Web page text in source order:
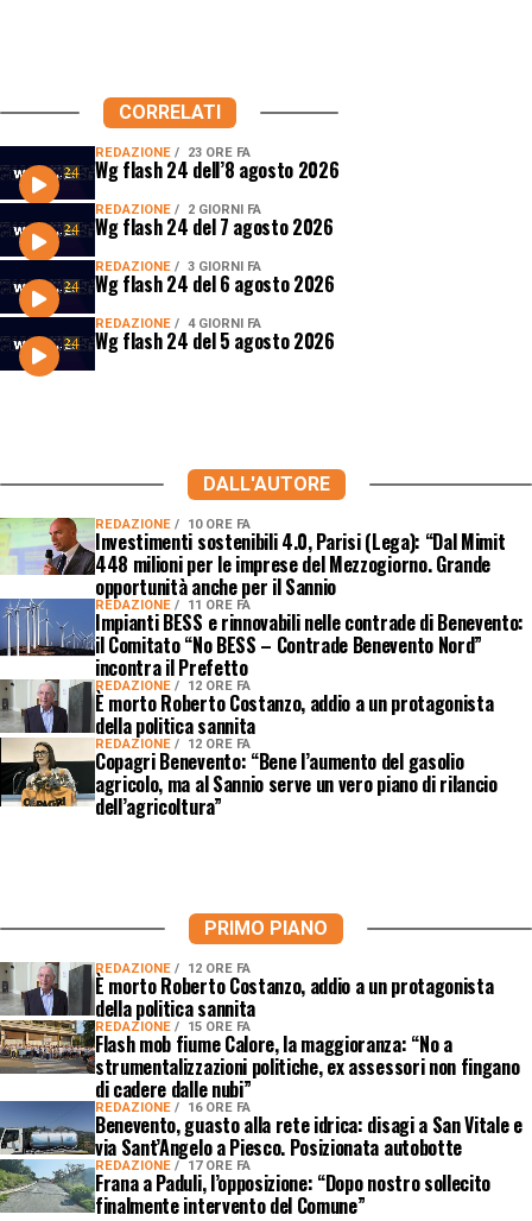
CORRELATI
REDAZIONE 23 ORE FA
Wg flash 24 dell’8 agosto 2026
REDAZIONE 2 GIORNI FA
Wg flash 24 del 7 agosto 2026
REDAZIONE 3 GIORNI FA
Wg flash 24 del 6 agosto 2026
REDAZIONE 4 GIORNI FA
Wg flash 24 del 5 agosto 2026
DALL'AUTORE
REDAZIONE 10 ORE FA
Investimenti sostenibili 4.0, Parisi (Lega): “Dal Mimit
448 milioni per le imprese del Mezzogiorno. Grande
opportunità anche per il Sannio
REDAZIONE 11 ORE FA
Impianti BESS e rinnovabili nelle contrade di Benevento:
il Comitato “No BESS – Contrade Benevento Nord”
incontra il Prefetto
REDAZIONE 12 ORE FA
È morto Roberto Costanzo, addio a un protagonista
della politica sannita
REDAZIONE 12 ORE FA
Copagri Benevento: “Bene l’aumento del gasolio
agricolo, ma al Sannio serve un vero piano di rilancio
dell’agricoltura”
PRIMO PIANO
REDAZIONE 12 ORE FA
È morto Roberto Costanzo, addio a un protagonista
della politica sannita
REDAZIONE 15 ORE FA
Flash mob fiume Calore, la maggioranza: “No a
strumentalizzazioni politiche, ex assessori non fingano
di cadere dalle nubi”
REDAZIONE 16 ORE FA
Benevento, guasto alla rete idrica: disagi a San Vitale e
via Sant’Angelo a Piesco. Posizionata autobotte
REDAZIONE 17 ORE FA
Frana a Paduli, l’opposizione: “Dopo nostro sollecito
finalmente intervento del Comune”